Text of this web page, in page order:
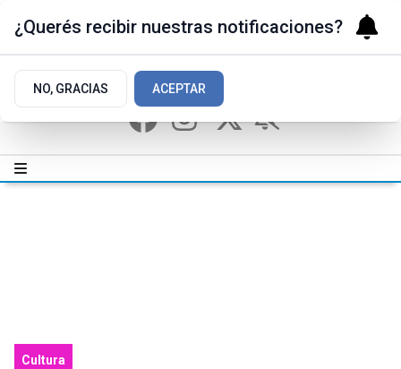
Cultura
¿Querés recibir nuestras notificaciones?
NO, GRACIAS ACEPTAR